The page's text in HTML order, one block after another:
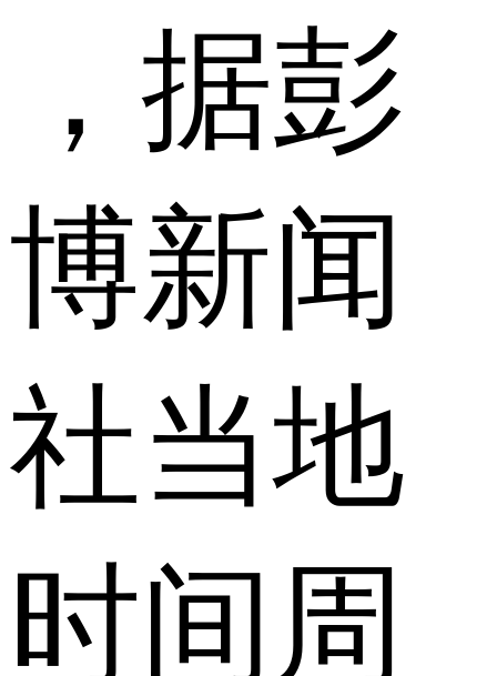
，据彭
博新闻
社当地
时间周